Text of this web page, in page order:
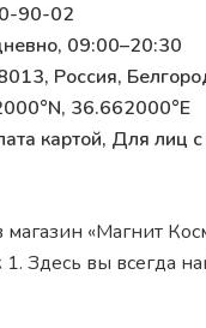
90-02
09:00–20:30
Россия,
36.662000°E
картой, Для лиц
«Магнит
Здесь вы всегда